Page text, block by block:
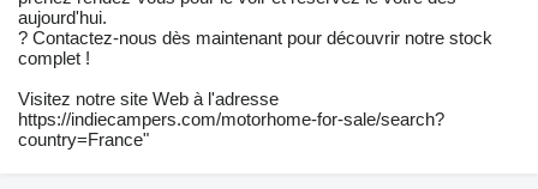
aujourd'hui.
? Contactez-nous dès maintenant pour découvrir notre stock
complet !
Visitez notre site Web à l'adresse
https://indiecampers.com/motorhome-for-sale/search?
country=France"